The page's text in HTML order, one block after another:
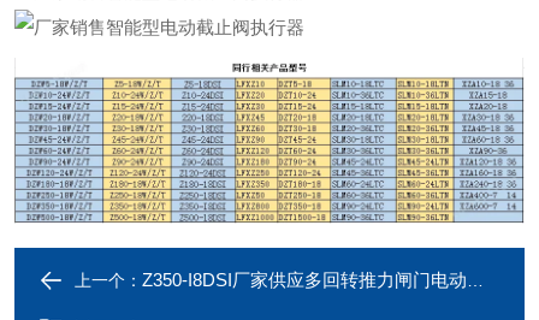
上一个： Z350-I8DSI厂家供应多回转推力闸门电动执行器